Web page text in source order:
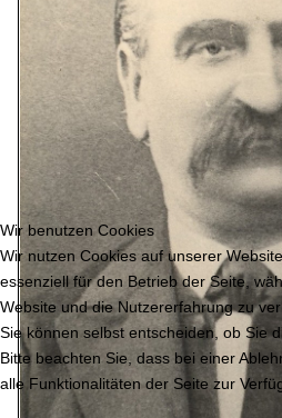
Wir benutzen Cookies
Wir nutzen Cookies auf unserer
essenziell für den Betrieb der Seite,
Website und die Nutzererfahrung zu
Sie können selbst entscheiden, ob Sie
Bitte beachten Sie, dass bei einer
alle Funktionalitäten der Seite zur